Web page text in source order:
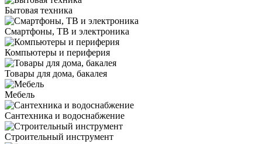
Бытовая техника
Смартфоны, ТВ и электроника
Компьютеры и периферия
Товары для дома, бакалея
Мебель
Сантехника и водоснабжение
Строительный инструмент